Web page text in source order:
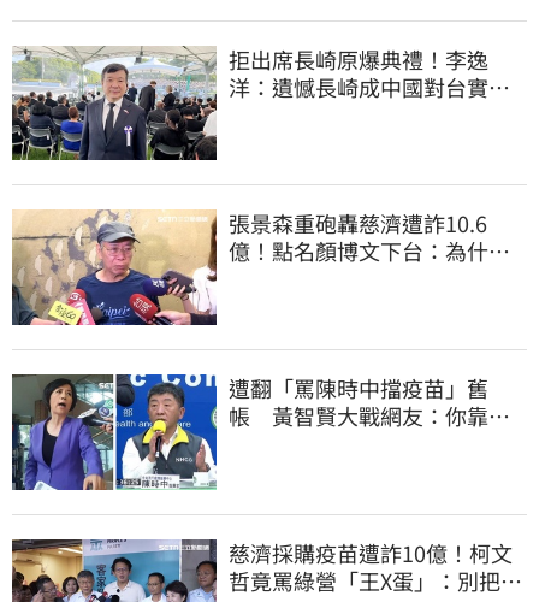
拒出席長崎原爆典禮！李逸
洋：遺憾長崎成中國對台實施
張景森重砲轟慈濟遭詐10.6
億！點名顏博文下台：為什麼
遭翻「罵陳時中擋疫苗」舊
帳 黃智賢大戰網友：你靠我
慈濟採購疫苗遭詐10億！柯文
哲竟罵綠營「王X蛋」：別把全